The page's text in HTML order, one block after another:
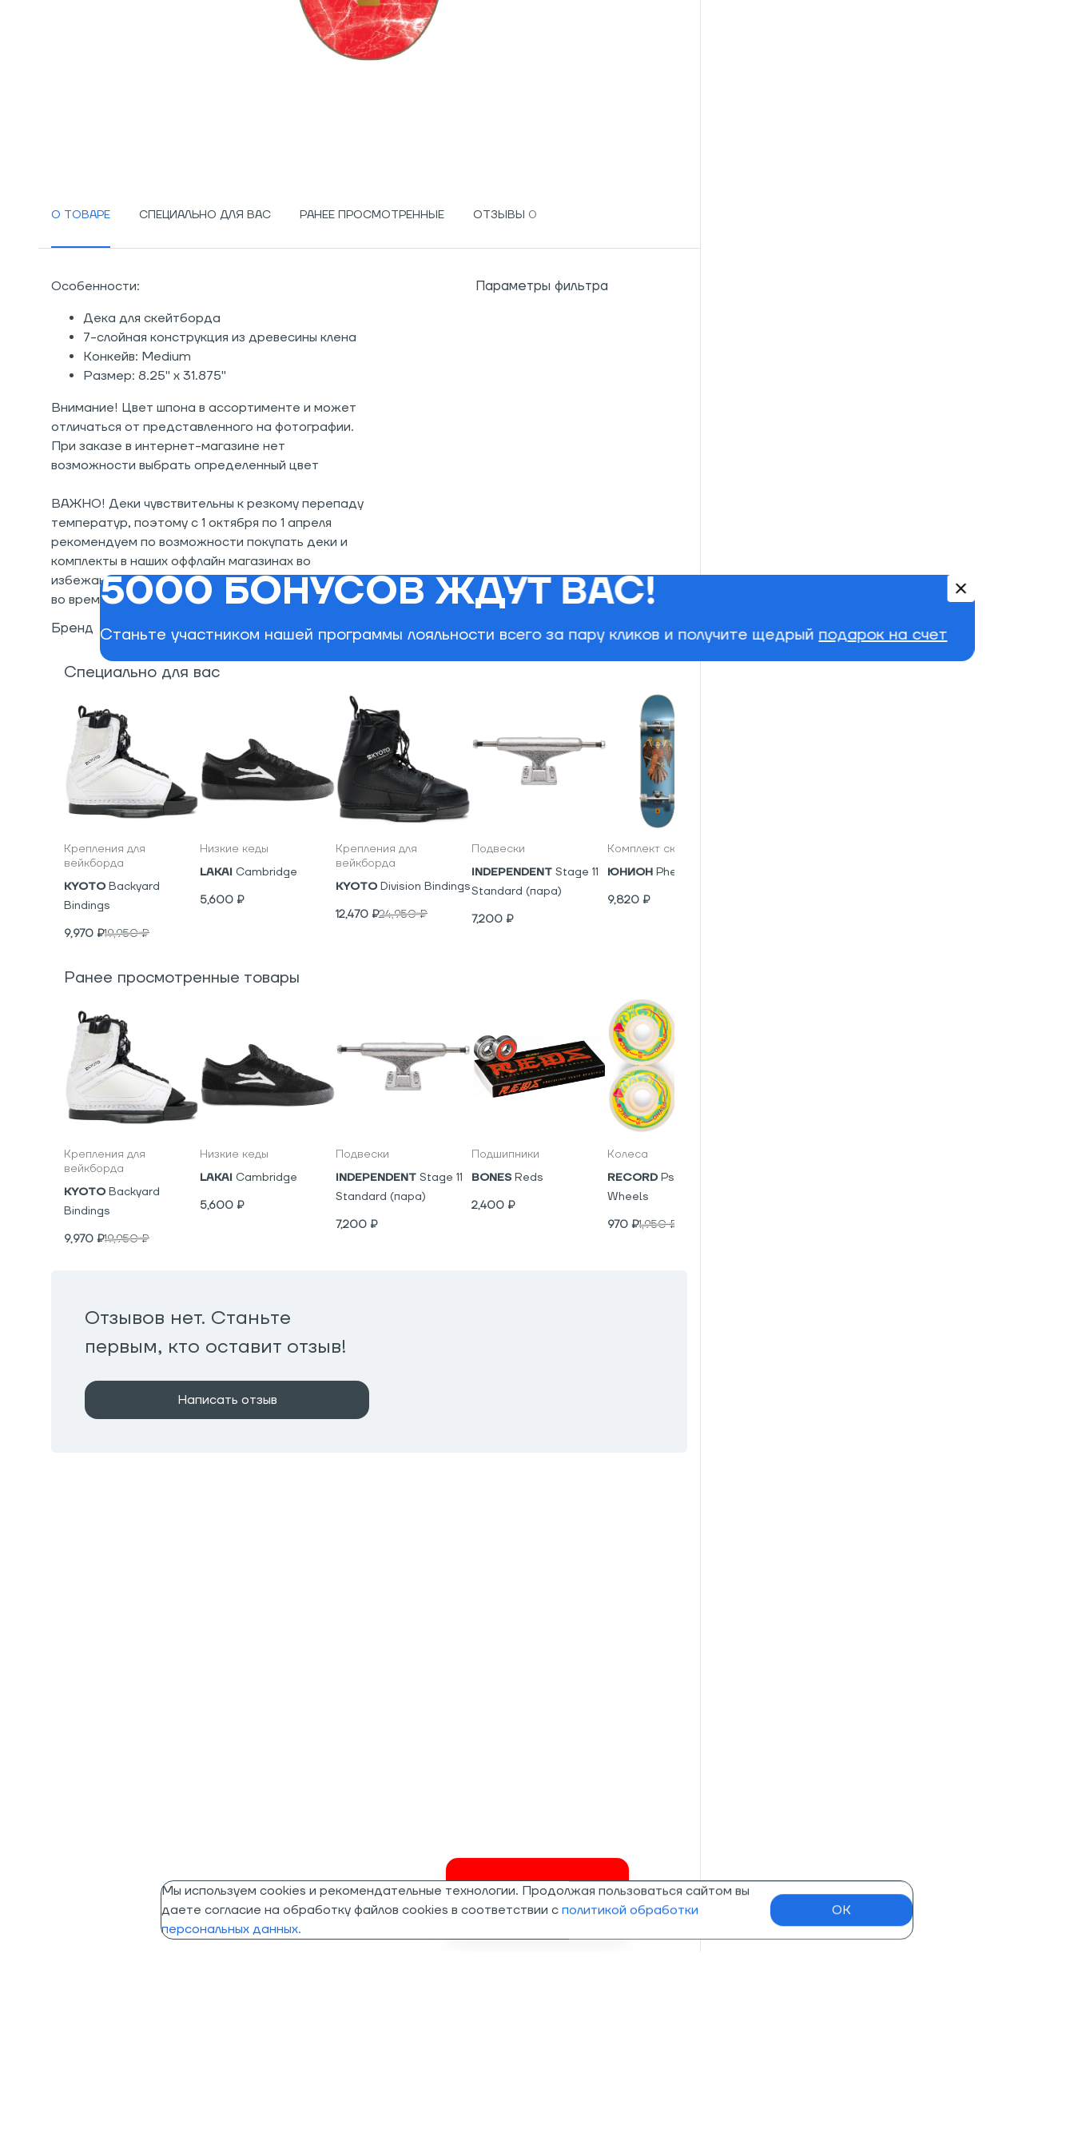
О ТОВАРЕ СПЕЦИАЛЬНО ДЛЯ ВАС РАНЕЕ ПРОСМОТРЕННЫЕ ОТЗЫВЫ
Особенности:
Дека для скейтборда
7-слойная конструкция из древесины клена
Конкейв: Medium
Размер: 8.25" x 31.875"
Внимание! Цвет шпона в ассортименте и может
отличаться от представленного на фотографии.
При заказе в интернет-магазине нет
возможности выбрать определенный цвет
ВАЖНО! Деки чувствительны к резкому перепаду
температур, поэтому с 1 октября по 1 апреля
рекомендуем по возможности покупать деки и
комплекты в наших оффлайн магазинах во
избежание вероятности возникновения дефектов
во время доставки
Параметры фильтра
Бренд
Специально для вас
Крепления для
вейкборда
KYOTO Backyard
Bindings
9,970 ₽19,950₽
Низкие кеды
LAKAI Cambridge
5,600 ₽
Крепления для
вейкборда
KYOTO Division Bindings
12,470 ₽24,950₽
Подвески
INDEPENDENT Stage 11
Standard (пара)
7,200 ₽
Комплект скейтборд
ЮНИОН Phenics
9,820 ₽
Ранее просмотренные товары
Крепления для
вейкборда
KYOTO Backyard
Bindings
9,970 ₽19,950₽
Низкие кеды
LAKAI Cambridge
5,600 ₽
Подвески
INDEPENDENT Stage 11
Standard (пара)
7,200 ₽
Подшипники
BONES Reds
2,400 ₽
Колеса
RECORD Psyho V5
Wheels
970 ₽1,950₽
Отзывов нет. Станьте
первым, кто оставит отзыв!
Написать отзыв
Invalid csrf token
5000 БОНУСОВ ЖДУТ ВАС!
Станьте участником нашей программы лояльности всего за пару кликов и получите щедрый подарок на счет
Мы используем cookies и рекомендательные технологии. Продолжая пользоваться сайтом вы
даете согласие на обработку файлов cookies в соответствии с политикой обработки
персональных данных.
OK